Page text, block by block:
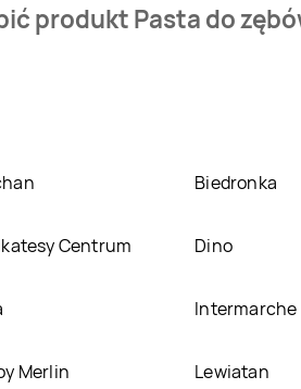
med kosztuje od 14,99 zł do 17,99
produkt Pasta do
Biedronka
Centrum Dino
Intermarche
Merlin Lewiatan